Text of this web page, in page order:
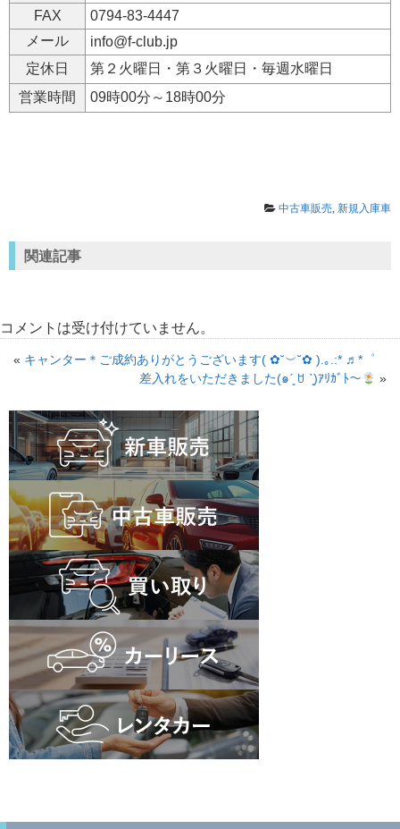
FAX
0794-83-4447
メール
info@f-club.jp
定休日
第２火曜日・第３火曜日・毎週水曜日
営業時間
09時00分～18時00分
中古車販売 新規入庫車
関連記事
コメントは受け付けていません。
« キャンター＊ご成約ありがとうございます( ✿˘︶˘✿ ).｡.:* ♬*゜
差入れをいただきました(๑ˊ͈ ꇴ ˋ͈)ｱﾘｶﾞﾄ〜
»